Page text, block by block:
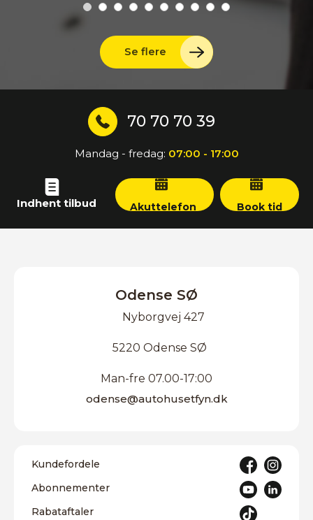
Se flere
70 70 70 39
Mandag - fredag: 07:00 - 17:00
Indhent tilbud Akuttelefon Book tid
Odense SØ
Nyborgvej 427
5220 Odense SØ
Man-fre 07.00-17:00
odense@autohusetfyn.dk
Kundefordele
Abonnementer
Rabataftaler